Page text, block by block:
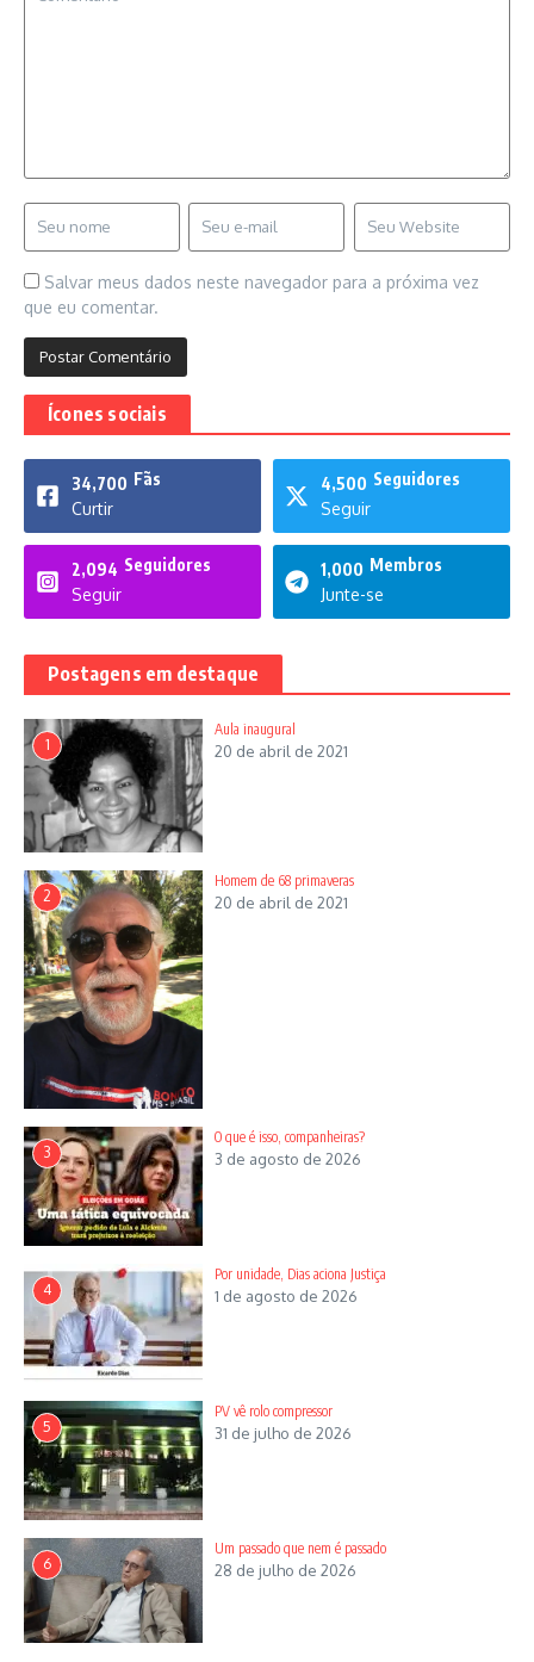
Salvar meus dados neste navegador para a próxima vez
que eu comentar.
Ícones sociais
34,700 Fãs
Curtir
4,500 Seguidores
Seguir
2,094 Seguidores
Seguir
1,000 Membros
Junte-se
Postagens em destaque
1
Aula inaugural
20 de abril de 2021
2
Homem de 68 primaveras
20 de abril de 2021
3
O que é isso, companheiras?
3 de agosto de 2026
4
Por unidade, Dias aciona Justiça
1 de agosto de 2026
5
PV vê rolo compressor
31 de julho de 2026
6
Um passado que nem é passado
28 de julho de 2026